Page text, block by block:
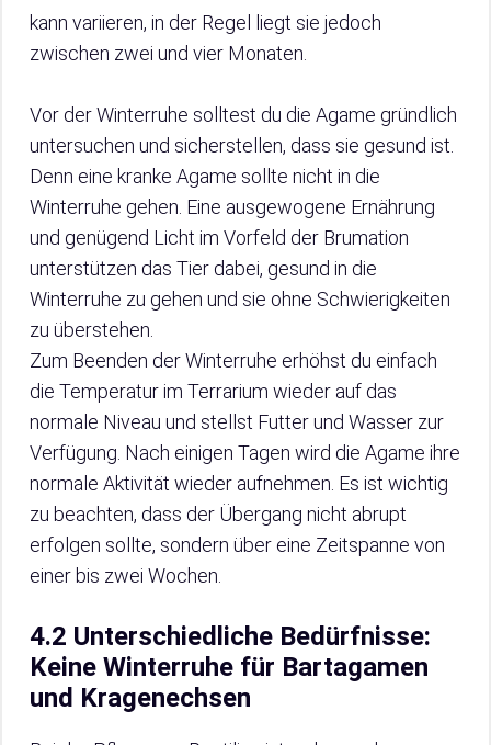
kann variieren, in der Regel liegt sie jedoch
zwischen zwei und vier Monaten.
Vor der Winterruhe solltest du die Agame gründlich
untersuchen und sicherstellen, dass sie gesund ist.
Denn eine kranke Agame sollte nicht in die
Winterruhe gehen. Eine ausgewogene Ernährung
und genügend Licht im Vorfeld der Brumation
unterstützen das Tier dabei, gesund in die
Winterruhe zu gehen und sie ohne Schwierigkeiten
zu überstehen.
Zum Beenden der Winterruhe erhöhst du einfach
die Temperatur im Terrarium wieder auf das
normale Niveau und stellst Futter und Wasser zur
Verfügung. Nach einigen Tagen wird die Agame ihre
normale Aktivität wieder aufnehmen. Es ist wichtig
zu beachten, dass der Übergang nicht abrupt
erfolgen sollte, sondern über eine Zeitspanne von
einer bis zwei Wochen.
4.2 Unterschiedliche Bedürfnisse:
Keine Winterruhe für Bartagamen
und Kragenechsen